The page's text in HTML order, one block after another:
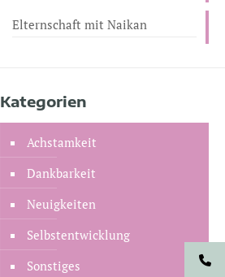
Elternschaft mit Naikan
Kategorien
Achstamkeit
Dankbarkeit
Neuigkeiten
Selbstentwicklung
Sonstiges